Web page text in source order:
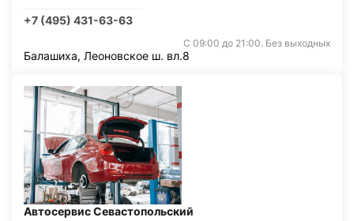
+7 (495) 431-63-63
С 09:00 до 21:00. Без выходных
Балашиха, Леоновское ш. вл.8
Автосервис Севастопольский